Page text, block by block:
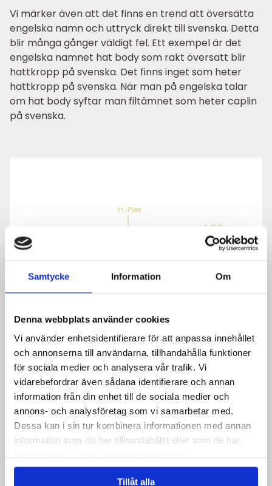
Samtycke Information Om
Denna webbplats använder cookies
Vi använder enhetsidentifierare för att anpassa innehållet
och annonserna till användarna, tillhandahålla funktioner
för sociala medier och analysera vår trafik. Vi
vidarebefordrar även sådana identifierare och annan
information från din enhet till de sociala medier och
annons- och analysföretag som vi samarbetar med.
Dessa kan i sin tur kombinera informationen med annan
information som du har tillhandahållit eller som de har
Tillåt alla
Vi märker även att det finns en trend att översätta
engelska namn och uttryck direkt till svenska. Detta
blir många gånger väldigt fel. Ett exempel är det
engelska namnet hat body som rakt översatt blir
hattkropp på svenska. Det finns inget som heter
hattkropp på svenska. När man på engelska talar
om hat body syftar man filtämnet som heter caplin
på svenska.
Delarna på en hög hatt